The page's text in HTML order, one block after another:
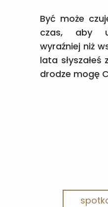
Być może
czas, aby
wyraźniej niż
lata
drodze mogę